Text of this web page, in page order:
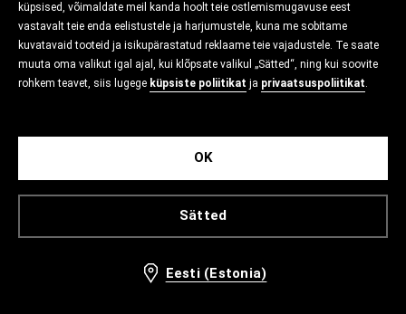
küpsised, võimaldate meil kanda hoolt teie ostlemismugavuse eest
vastavalt teie enda eelistustele ja harjumustele, kuna me sobitame
kuvatavaid tooteid ja isikupärastatud reklaame teie vajadustele. Te saate
muuta oma valikut igal ajal, kui klõpsate valikul „Sätted“, ning kui soovite
rohkem teavet, siis lugege küpsiste poliitikat ja privaatsuspoliitikat.
Sätted
OK
Eesti (Estonia)